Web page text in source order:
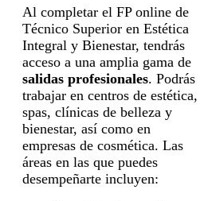
Al completar el FP online de
Técnico Superior en Estética
Integral y Bienestar, tendrás
acceso a una amplia gama de
salidas profesionales. Podrás
trabajar en centros de estética,
spas, clínicas de belleza y
bienestar, así como en
empresas de cosmética. Las
áreas en las que puedes
desempeñarte incluyen: